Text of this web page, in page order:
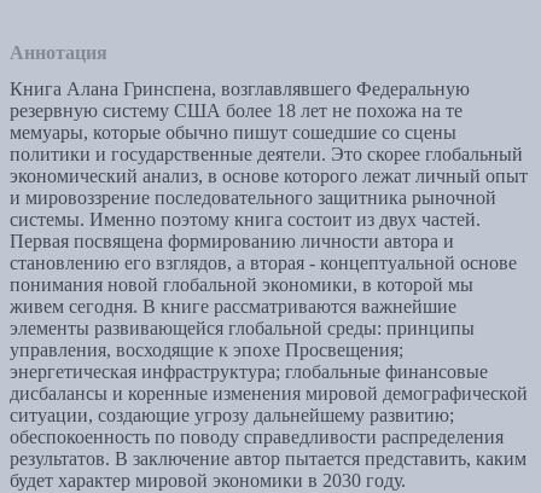
Аннотация
Книга Алана Гринспена, возглавлявшего Федеральную
резервную систему США более 18 лет не похожа на те
мемуары, которые обычно пишут сошедшие со сцены
политики и государственные деятели. Это скорее глобальный
экономический анализ, в основе которого лежат личный опыт
и мировоззрение последовательного защитника рыночной
системы. Именно поэтому книга состоит из двух частей.
Первая посвящена формированию личности автора и
становлению его взглядов, а вторая - концептуальной основе
понимания новой глобальной экономики, в которой мы
живем сегодня. В книге рассматриваются важнейшие
элементы развивающейся глобальной среды: принципы
управления, восходящие к эпохе Просвещения;
энергетическая инфраструктура; глобальные финансовые
дисбалансы и коренные изменения мировой демографической
ситуации, создающие угрозу дальнейшему развитию;
обеспокоенность по поводу справедливости распределения
результатов. В заключение автор пытается представить, каким
будет характер мировой экономики в 2030 году.